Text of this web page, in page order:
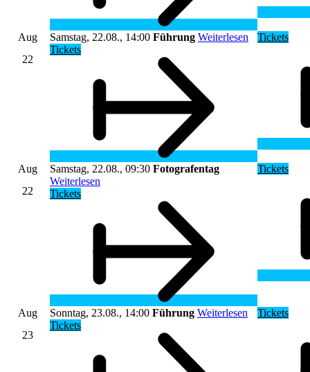
Aug
22
Samstag, 22.08., 14:00 Führung Weiterlesen
Tickets
Tickets
Aug
22
Samstag, 22.08., 09:30 Fotografentag
Weiterlesen
Tickets
Tickets
Aug
23
Sonntag, 23.08., 14:00 Führung Weiterlesen
Tickets
Tickets